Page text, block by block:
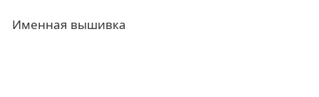
Именная вышивка